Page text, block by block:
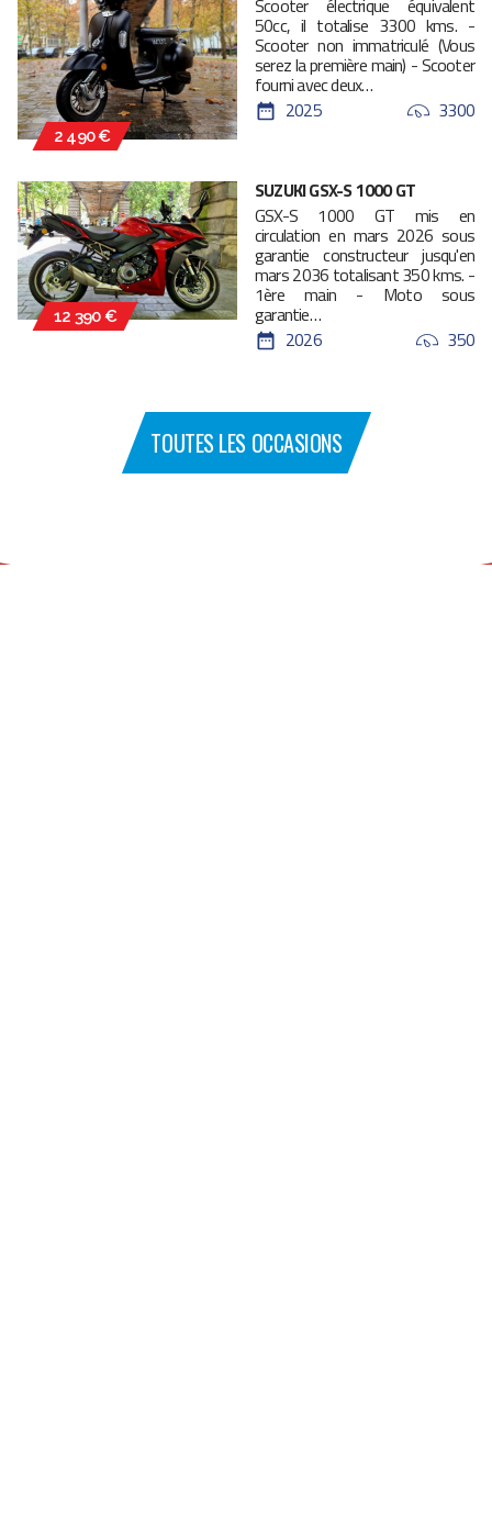
2 490 €
Scooter électrique équivalent
50cc, il totalise 3300 kms. -
Scooter non immatriculé (Vous
serez la première main) - Scooter
fourni avec deux…
2025
3300
12 390 €
SUZUKI GSX-S 1000 GT
GSX-S 1000 GT mis en
circulation en mars 2026 sous
garantie constructeur jusqu'en
mars 2036 totalisant 350 kms. -
1ère main - Moto sous
garantie…
2026
350
TOUTES LES OCCASIONS